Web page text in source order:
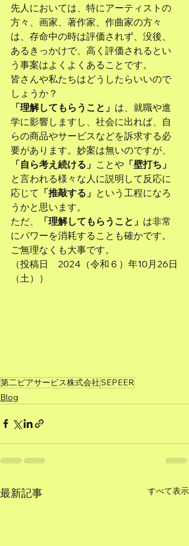
先人においては、特にアーティストの
方々、画家、著作家、作曲家の方々
は、存命中の時は評価されず、没後、
あるきっかけで、高く評価されるとい
う事案はよくよくあることです。
皆さんや私たちはどうしたらいいので
しょうか？
「理解してもらうこと」 は、就職や進
学に影響しますし、社会に出れば、自
らの商品やサービスなどを訴求する必
要があります。妙案は無いのですが、
「自ら考え続ける」 ことや 「壁打ち」
と言われる様々な人に説明して反応に
応じて 「推敲する」 という工程になろ
うかと思います。
ただ、
「理解してもらうこと」 は非常
にパワーを消耗することも確かです。
ご無理なくも大事です。
（投稿日　2024（令和６）年10月26日
（土））
第二ピアサービス株式会社SEPEER
Blog
最新記事 すべて表示